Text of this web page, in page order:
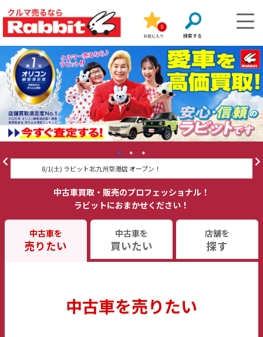
お気に入り
0
8/1(土) ラビット北九州空港店 オープン！
中古車買取・販売のプロフェッショナル！
ラビットにおまかせください！
中古車を
売りたい
中古車を
買いたい
店舗を
探す
中古車を売りたい